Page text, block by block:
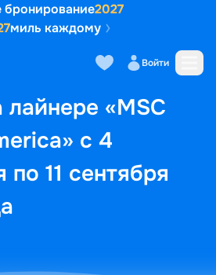
бронирование2027
миль каждому
Войти
лайнере «MSC
с 4
по 11 сентября
кают Маршрут и